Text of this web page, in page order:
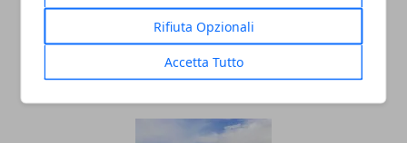
Rifiuta Opzionali
Accetta Tutto
Estate in montagna: relax e avventura
tra le vette italiane
26/05/2025